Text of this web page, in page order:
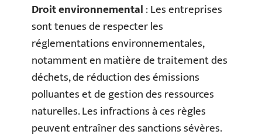
Droit environnemental: Les entreprises
sont tenues de respecter les
réglementations environnementales,
notamment en matière de traitement des
déchets, de réduction des émissions
polluantes et de gestion des ressources
naturelles. Les infractions à ces règles
peuvent entraîner des sanctions sévères.